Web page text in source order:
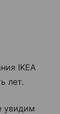
IKEA
лет.
увидим